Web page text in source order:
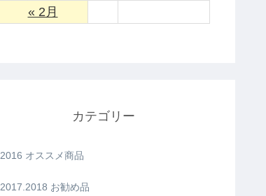
« 2月
カテゴリー
2016 オススメ商品
2017.2018 お勧め品